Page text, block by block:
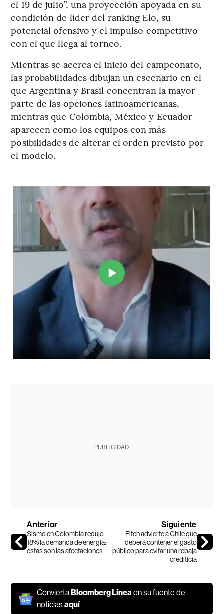
el 19 de julio”, una proyección apoyada en su
condición de líder del ranking Elo, su
potencial ofensivo y el impulso competitivo
con el que llega al torneo.
Mientras se acerca el inicio del campeonato,
las probabilidades dibujan un escenario en el
que Argentina y Brasil concentran la mayor
parte de las opciones latinoamericanas,
mientras que Colombia, México y Ecuador
aparecen como los equipos con más
posibilidades de alterar el orden previsto por
el modelo.
PUBLICIDAD
Anterior
Sismo en Colombia redujo
18% la demanda de energía:
estas son las afectaciones
Siguiente
Fitch advierte a Chile que
deberá contener el gasto
público para evitar una rebaja
crediticia
Convierta Bloomberg Líneaen su fuente de
noticiasaquí